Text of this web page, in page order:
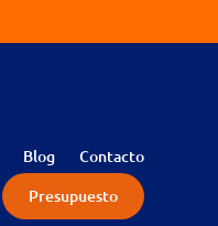
Blog
Contacto
Presupuesto